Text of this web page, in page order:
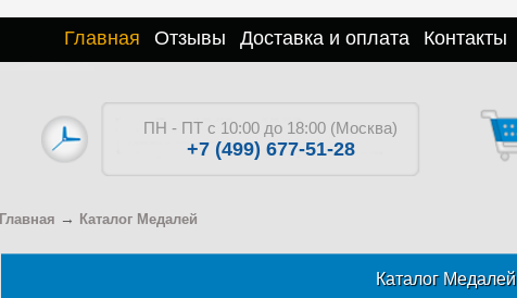
Главная Отзывы Доставка и оплата Контакты
ПН - ПТ с 10:00 до 18:00 (Москва)
+7 (499) 677-51-28
Главная → Каталог Медалей
Каталог Медалей